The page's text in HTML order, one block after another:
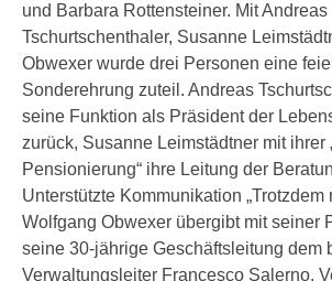
und Barbara Rottensteiner. Mit Andreas
Tschurtschenthaler, Susanne
Obwexer wurde drei Personen eine
Sonderehrung zuteil. Andreas
seine Funktion als Präsident der
zurück, Susanne Leimstädtner mit ihrer
Pensionierung“ ihre Leitung der
Unterstützte Kommunikation „Trotzdem
Wolfgang Obwexer übergibt mit seiner
seine 30-jährige Geschäftsleitung dem
Verwaltungsleiter Francesco Salerno.